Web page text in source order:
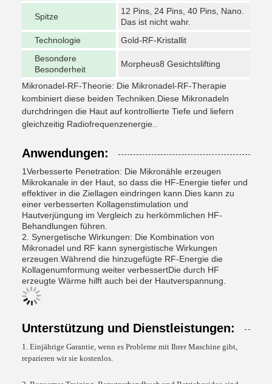
Spitze
12 Pins, 24 Pins, 40 Pins, Nano.
Das ist nicht wahr.
Technologie
Gold-RF-Kristallit
Besondere
Besonderheit
Morpheus8 Gesichtslifting
Mikronadel-RF-Theorie: Die Mikronadel-RF-Therapie
kombiniert diese beiden Techniken.Diese Mikronadeln
durchdringen die Haut auf kontrollierte Tiefe und liefern
gleichzeitig Radiofrequenzenergie..
Anwendungen:
1Verbesserte Penetration: Die Mikronähle erzeugen
Mikrokanale in der Haut, so dass die HF-Energie tiefer und
effektiver in die Ziellagen eindringen kann.Dies kann zu
einer verbesserten Kollagenstimulation und
Hautverjüngung im Vergleich zu herkömmlichen HF-
Behandlungen führen.
2. Synergetische Wirkungen: Die Kombination von
Mikronadel und RF kann synergistische Wirkungen
erzeugen.Während die hinzugefügte RF-Energie die
Kollagenumformung weiter verbessertDie durch HF
erzeugte Wärme hilft auch bei der Hautverspannung.
Unterstützung und Dienstleistungen:
1. Einjährige Garantie, wenn es Probleme mit Ihrer Maschine gibt,
reparieren wir sie kostenlos.